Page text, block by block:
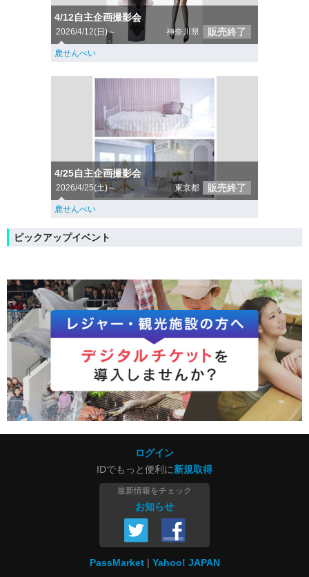
4/12自主企画撮影会
2026/4/12(日)～ 神奈川県 販売終了
鹿せんべい
4/25自主企画撮影会
2026/4/25(土)～ 東京都 販売終了
鹿せんべい
ピックアップイベント
ログイン
IDでもっと便利に新規取得
最新情報をチェック
お知らせ
PassMarket Yahoo! JAPAN